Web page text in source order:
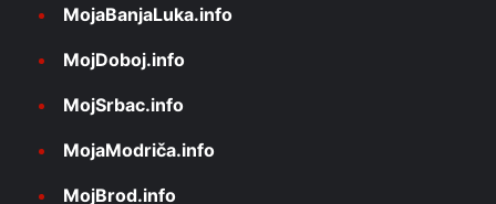
MojaBanjaLuka.info
MojDoboj.info
MojSrbac.info
MojaModriča.info
MojBrod.info